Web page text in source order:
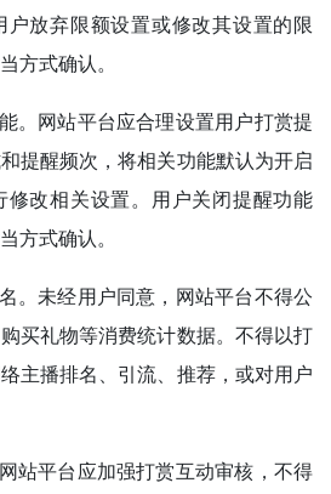
放弃限额设置或修改其设置的限
方式确认。
。网站平台应合理设置用户打赏提
提醒频次，将相关功能默认为开启
改相关设置。用户关闭提醒功能
方式确认。
。未经用户同意，网站平台不得公
买礼物等消费统计数据。不得以打
主播排名、引流、推荐，或对用户
站平台应加强打赏互动审核，不得